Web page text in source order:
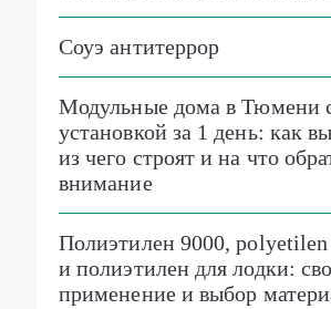
Соуэ антитеррор
Модульные дома в Тюмени
установкой за 1 день: как
из чего строят и на что
внимание
Полиэтилен 9000, polyetilen
и полиэтилен для лодки:
применение и выбор